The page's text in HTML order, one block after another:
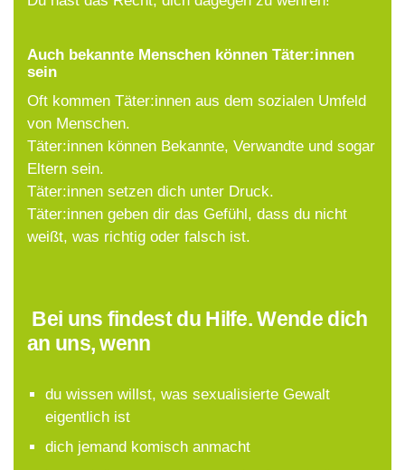
Auch bekannte Menschen können Täter:innen
sein
Oft kommen Täter:innen aus dem sozialen Umfeld
von Menschen.
Täter:innen können Bekannte, Verwandte und sogar
Eltern sein.
Täter:innen setzen dich unter Druck.
Täter:innen geben dir das Gefühl, dass du nicht
weißt, was richtig oder falsch ist.
Bei uns findest du Hilfe. Wende dich
an uns, wenn
du wissen willst, was sexualisierte Gewalt
eigentlich ist
dich jemand komisch anmacht